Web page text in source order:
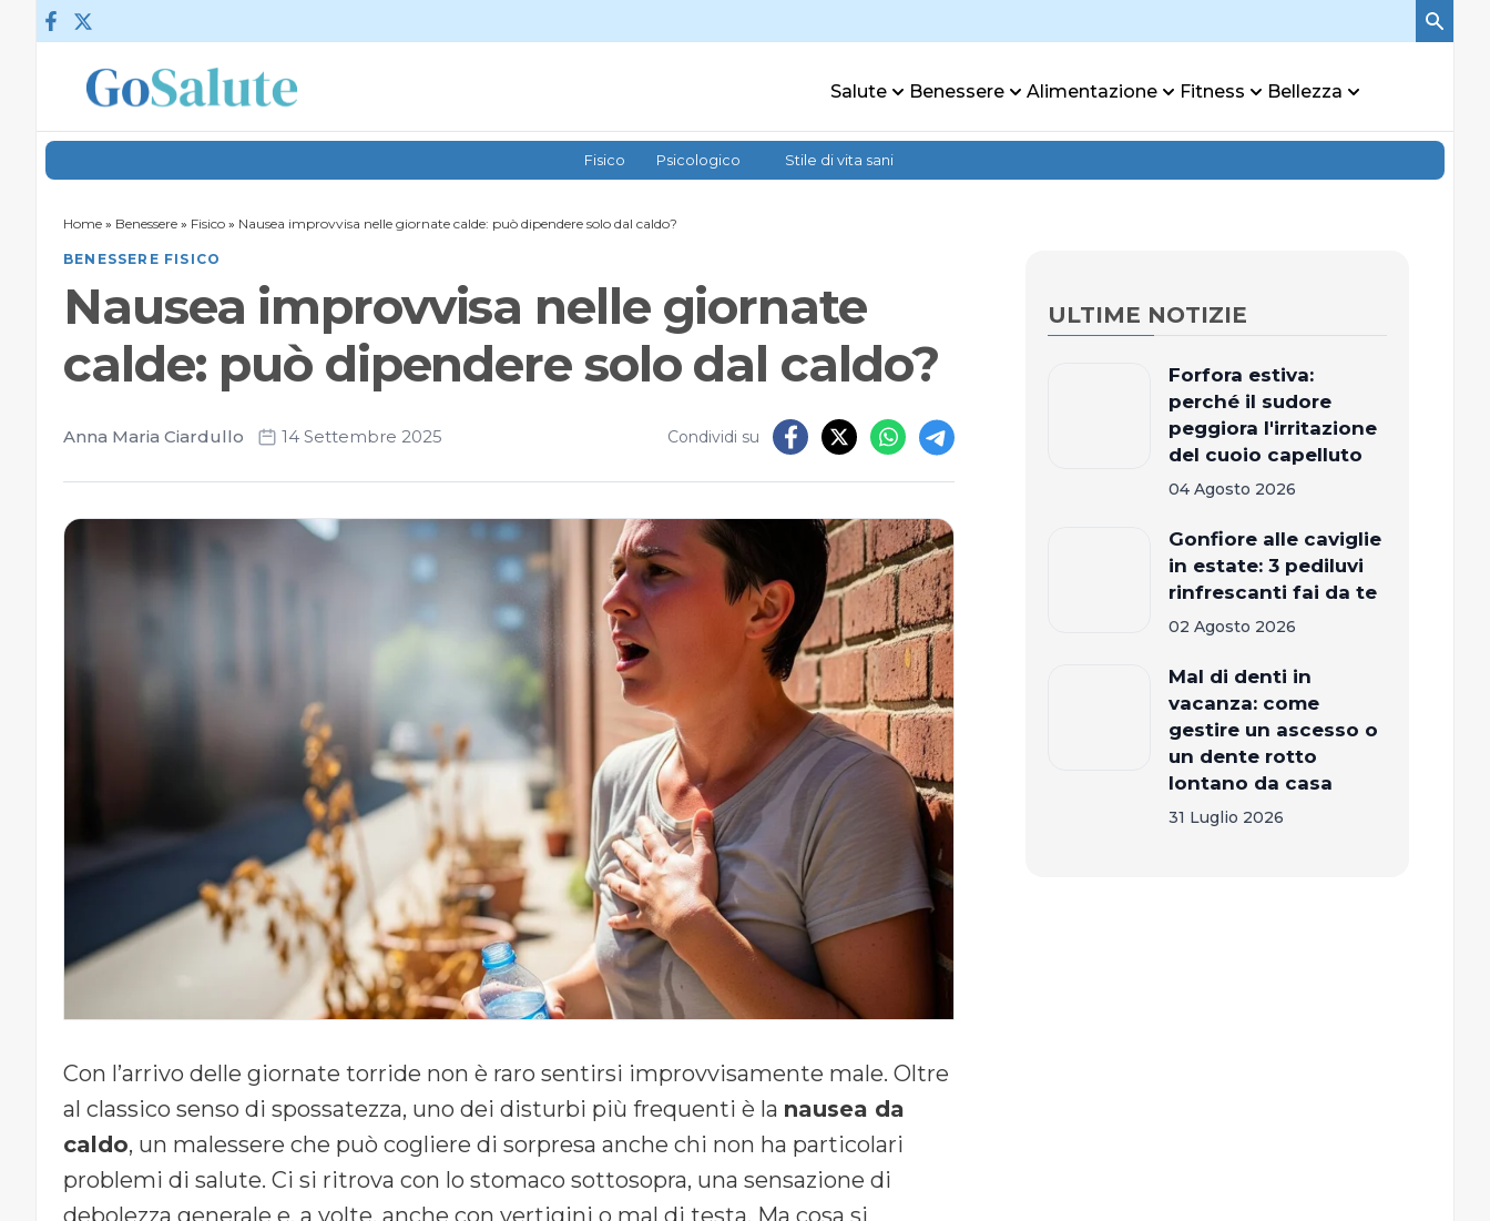
Vai al contenuto
Salute Benessere Alimentazione Fitness Bellezza
Fisico Psicologico Stile di vita sani
Home » Benessere » Fisico » Nausea improvvisa nelle giornate calde: può dipendere solo dal caldo?
BENESSERE FISICO
Nausea improvvisa nelle giornate
calde: può dipendere solo dal caldo?
Anna Maria Ciardullo 14 Settembre 2025 Condividi su
Con l’arrivo delle giornate torride non è raro sentirsi improvvisamente male. Oltre
al classico senso di spossatezza, uno dei disturbi più frequenti è la nausea da
caldo, un malessere che può cogliere di sorpresa anche chi non ha particolari
problemi di salute. Ci si ritrova con lo stomaco sottosopra, una sensazione di
debolezza generale e, a volte, anche con vertigini o mal di testa. Ma cosa si
ULTIME NOTIZIE
Forfora estiva:
perché il sudore
peggiora l'irritazione
del cuoio capelluto
04 Agosto 2026
Gonfiore alle caviglie
in estate: 3 pediluvi
rinfrescanti fai da te
02 Agosto 2026
Mal di denti in
vacanza: come
gestire un ascesso o
un dente rotto
lontano da casa
31 Luglio 2026